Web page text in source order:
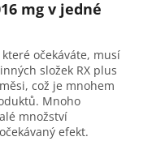
mg v jedné
očekáváte, musí
složek RX plus
což je mnohem
Mnoho
množství
efekt.